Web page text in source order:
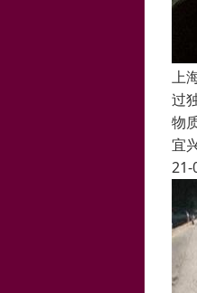
上
过
物
宜
21-